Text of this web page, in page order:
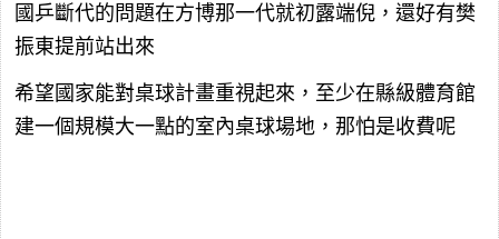
國乒斷代的問題在方博那一代就初露端倪，還好有樊
振東提前站出來
希望國家能對桌球計畫重視起來，至少在縣級體育館
建一個規模大一點的室內桌球場地，那怕是收費呢